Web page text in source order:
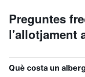
d'una
habitació
Preguntes
l'allotjament
Què costa un